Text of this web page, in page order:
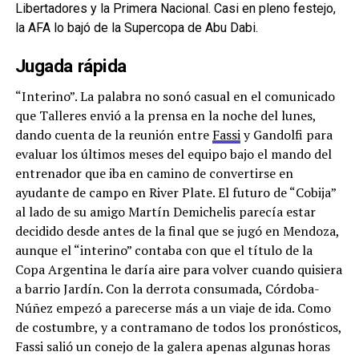
Libertadores y la Primera Nacional. Casi en pleno festejo,
la AFA lo bajó de la Supercopa de Abu Dabi.
Jugada rápida
“Interino”. La palabra no sonó casual en el comunicado
que Talleres envió a la prensa en la noche del lunes,
dando cuenta de la reunión entre Fassiy Gandolfi para
evaluar los últimos meses del equipo bajo el mando del
entrenador que iba en camino de convertirse en
ayudante de campo en River Plate. El futuro de “Cobija”
al lado de su amigo Martín Demichelis parecía estar
decidido desde antes de la final que se jugó en Mendoza,
aunque el “interino” contaba con que el título de la
Copa Argentina le daría aire para volver cuando quisiera
a barrio Jardín. Con la derrota consumada, Córdoba-
Núñez empezó a parecerse más a un viaje de ida. Como
de costumbre, y a contramano de todos los pronósticos,
Fassi salió un conejo de la galera apenas algunas horas